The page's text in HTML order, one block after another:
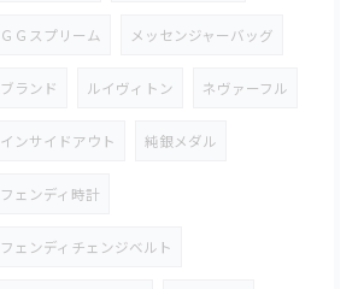
ＧＧスプリーム メッセンジャーバッグ
ブランド ルイヴィトン ネヴァーフル
インサイドアウト 純銀メダル
フェンディ時計
フェンディチェンジベルト